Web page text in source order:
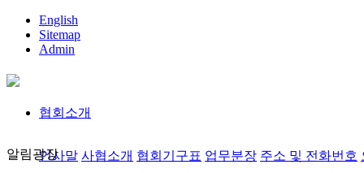
English
Sitemap
Admin
협회소개
인사말 사협소개 협회기구표 업무분장 주소 및 전화번호
알림광장